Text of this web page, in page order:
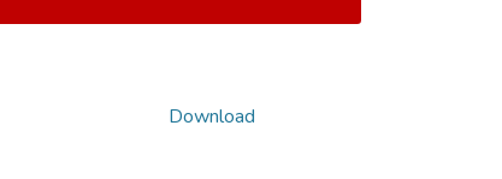
Download